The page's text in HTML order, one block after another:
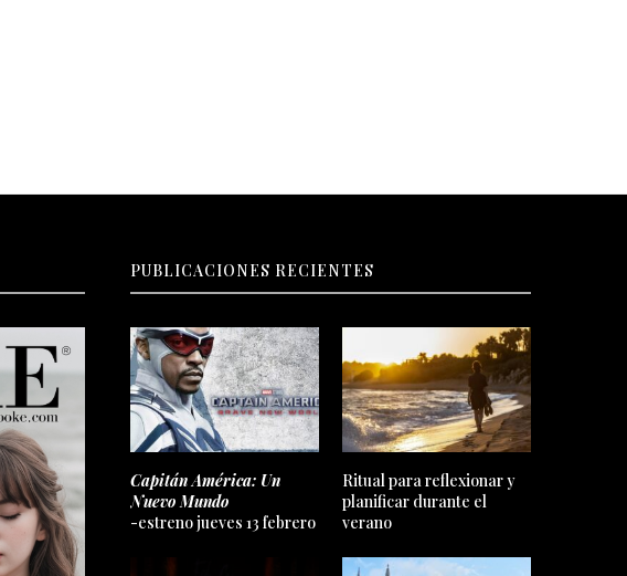
PUBLICACIONES RECIENTES
Capitán América: Un
Nuevo Mundo
-estreno jueves 13 febrero
Ritual para reflexionar y
planificar durante el
verano